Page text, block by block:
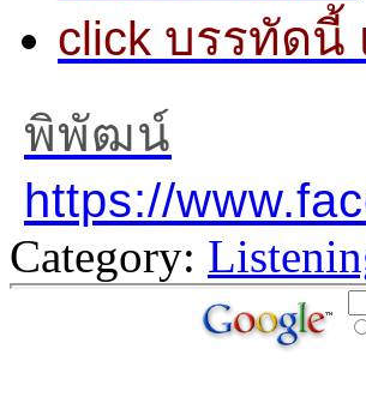
click บรรทัดนี้
พิพัฒน์
https://
Category: